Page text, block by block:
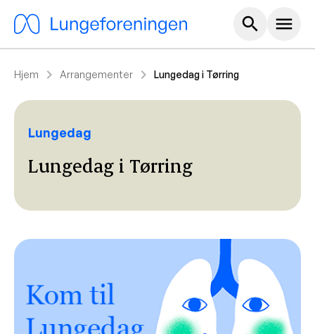
search Hoved
menu
Hjem chevron_right Arrangementer chevron_right Lungedag i Tørring
Lungedag
Lungedag i Tørring